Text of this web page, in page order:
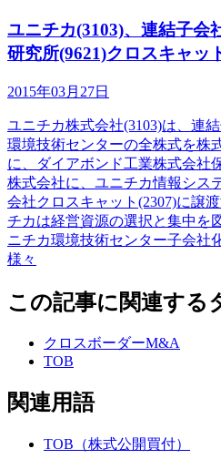
ユニチカ(3103)、連結子会
研究所(9621)クロスキャッ
2015年03月27日
ユニチカ株式会社(3103)は、連
環境技術センターの全株式を株
に、ダイアボンド工業株式会社
株式会社に、ユニチカ情報シス
会社クロスキャット(2307)に譲
チカは経営資源の選択と集中を
ニチカ環境技術センター子会社
様々
この記事に関連する
クロスボーダーM&A
TOB
関連用語
TOB（株式公開買付）